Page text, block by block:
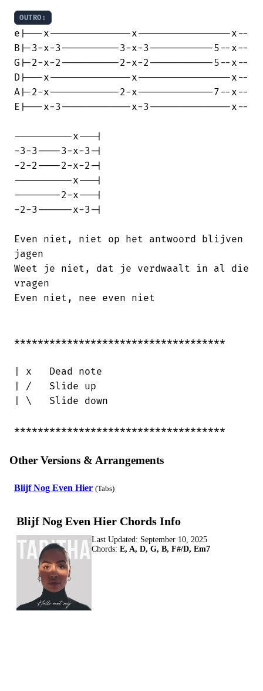
OUTRO:
e|---x--------------x----------------x--
B|-3-x-3----------3-x-3-----------5--x--
G|-2-x-2----------2-x-2-----------5--x--
D|---x--------------x----------------x--
A|-2-x------------2-x-------------7--x--
E|---x-3------------x-3--------------x--
----------x---|
-3-3----3-x-3-|
-2-2----2-x-2-|
----------x---|
--------2-x---|
-2-3------x-3-|
Even niet, niet op het antwoord blijven
jagen
Weet je niet, dat je verdwaalt in al die
vragen
Even niet, nee even niet
************************************
| x   Dead note
| /   Slide up
| \   Slide down
************************************
Other Versions & Arrangements
Blijf Nog Even Hier (Tabs)
Blijf Nog Even Hier Chords Info
Last Updated: September 10, 2025
Chords: E, A, D, G, B, F#/D, Em7